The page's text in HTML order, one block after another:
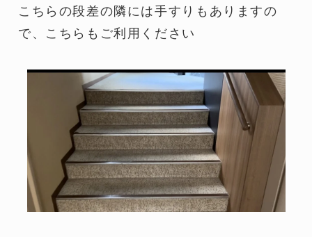
こちらの段差の隣には手すりもありますの
で、こちらもご利用ください